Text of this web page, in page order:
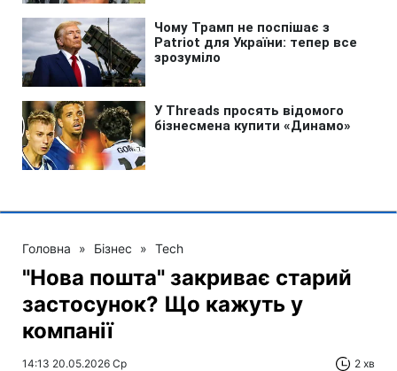
Головна » Бізнес » Tech
"Нова пошта" закриває старий
застосунок? Що кажуть у
компанії
14:13 20.05.2026 Ср 2 хв